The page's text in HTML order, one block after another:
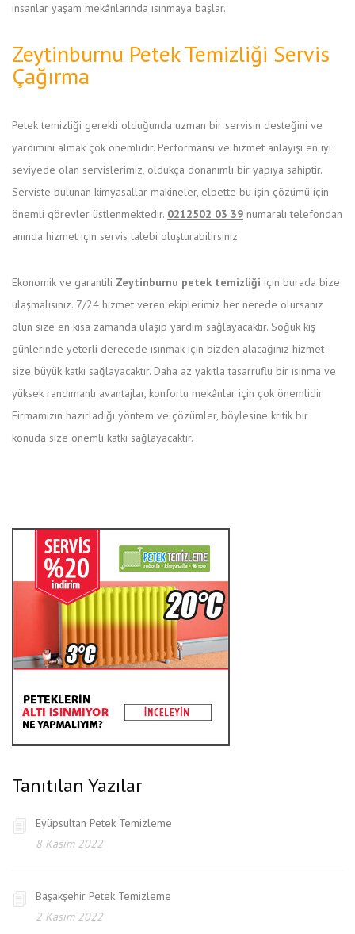
insanlar yaşam mekânlarında ısınmaya başlar.
Zeytinburnu Petek Temizliği Servis
Çağırma
Petek temizliği gerekli olduğunda uzman bir servisin desteğini ve
yardımını almak çok önemlidir. Performansı ve hizmet anlayışı en iyi
seviyede olan servislerimiz, oldukça donanımlı bir yapıya sahiptir.
Serviste bulunan kimyasallar makineler, elbette bu işin çözümü için
önemli görevler üstlenmektedir. 0212502 03 39 numaralı telefondan
anında hizmet için servis talebi oluşturabilirsiniz.
Ekonomik ve garantili Zeytinburnu petek temizliği için burada bize
ulaşmalısınız. 7/24 hizmet veren ekiplerimiz her nerede olursanız
olun size en kısa zamanda ulaşıp yardım sağlayacaktır. Soğuk kış
günlerinde yeterli derecede ısınmak için bizden alacağınız hizmet
size büyük katkı sağlayacaktır. Daha az yakıtla tasarruflu bir ısınma ve
yüksek randımanlı avantajlar, konforlu mekânlar için çok önemlidir.
Firmamızın hazırladığı yöntem ve çözümler, böylesine kritik bir
konuda size önemli katkı sağlayacaktır.
Tanıtılan Yazılar
Eyüpsultan Petek Temizleme
8 Kasım 2022
Başakşehir Petek Temizleme
2 Kasım 2022